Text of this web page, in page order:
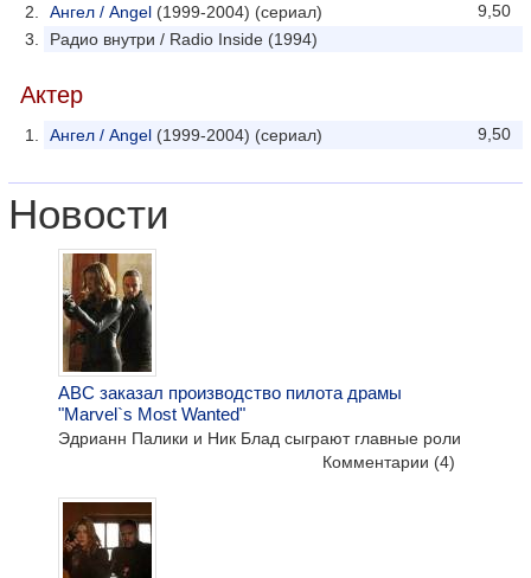
9,50
Ангел / Angel (1999-2004) (сериал)
Радио внутри / Radio Inside (1994)
Актер
9,50
Ангел / Angel (1999-2004) (сериал)
Новости
ABC заказал производство пилота драмы
"Marvel`s Most Wanted"
Эдрианн Палики и Ник Блад сыграют главные роли
Комментарии (4)